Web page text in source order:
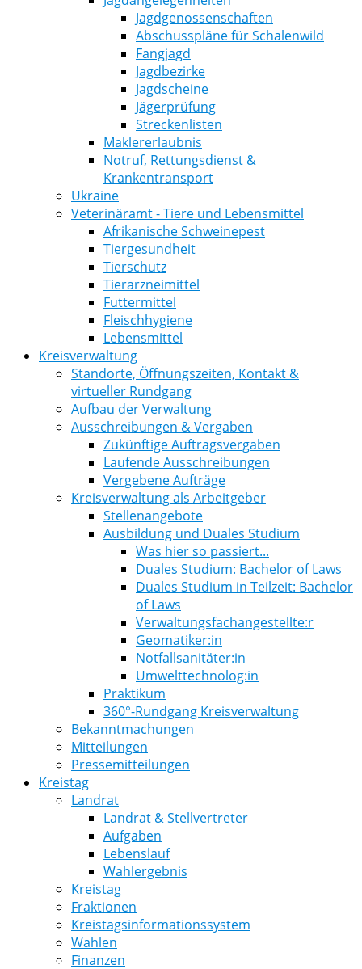
Jagdgenossenschaften
Abschusspläne für Schalenwild
Fangjagd
Jagdbezirke
Jagdscheine
Jägerprüfung
Streckenlisten
Maklererlaubnis
Notruf, Rettungsdienst &
Krankentransport
Ukraine
Veterinäramt - Tiere und Lebensmittel
Afrikanische Schweinepest
Tiergesundheit
Tierschutz
Tierarzneimittel
Futtermittel
Fleischhygiene
Lebensmittel
Kreisverwaltung
Standorte, Öffnungszeiten, Kontakt &
virtueller Rundgang
Aufbau der Verwaltung
Ausschreibungen & Vergaben
Zukünftige Auftragsvergaben
Laufende Ausschreibungen
Vergebene Aufträge
Kreisverwaltung als Arbeitgeber
Stellenangebote
Ausbildung und Duales Studium
Was hier so passiert...
Duales Studium: Bachelor of Laws
Duales Studium in Teilzeit: Bachelor
of Laws
Verwaltungsfachangestellte:r
Geomatiker:in
Notfallsanitäter:in
Umwelttechnolog:in
Praktikum
360°-Rundgang Kreisverwaltung
Bekanntmachungen
Mitteilungen
Pressemitteilungen
Kreistag
Landrat
Landrat & Stellvertreter
Aufgaben
Lebenslauf
Wahlergebnis
Kreistag
Fraktionen
Kreistagsinformationssystem
Wahlen
Finanzen